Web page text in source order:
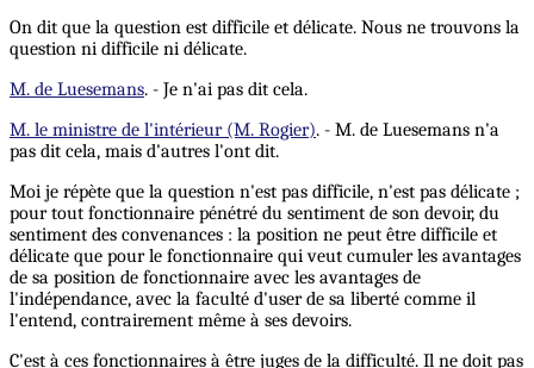
On dit que la question est difficile et délicate. Nous ne trouvons la
question ni difficile ni délicate.
M. de Luesemans. - Je n'ai pas dit cela.
M. le ministre de l'intérieur (M. Rogier). - M. de Luesemans n'a
pas dit cela, mais d'autres l'ont dit.
Moi je répète que la question n'est pas difficile, n'est pas délicate ;
pour tout fonctionnaire pénétré du sentiment de son devoir, du
sentiment des convenances : la position ne peut être difficile et
délicate que pour le fonctionnaire qui veut cumuler les avantages
de sa position de fonctionnaire avec les avantages de
l'indépendance, avec la faculté d'user de sa liberté comme il
l'entend, contrairement même à ses devoirs.
C'est à ces fonctionnaires à être juges de la difficulté. Il ne doit pas